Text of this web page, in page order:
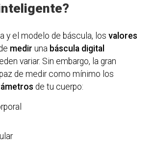
y el modelo de báscula, losvalores
medir una báscula digital
variar. Sin embargo, la gran
de medir como mínimo los
de tu cuerpo: